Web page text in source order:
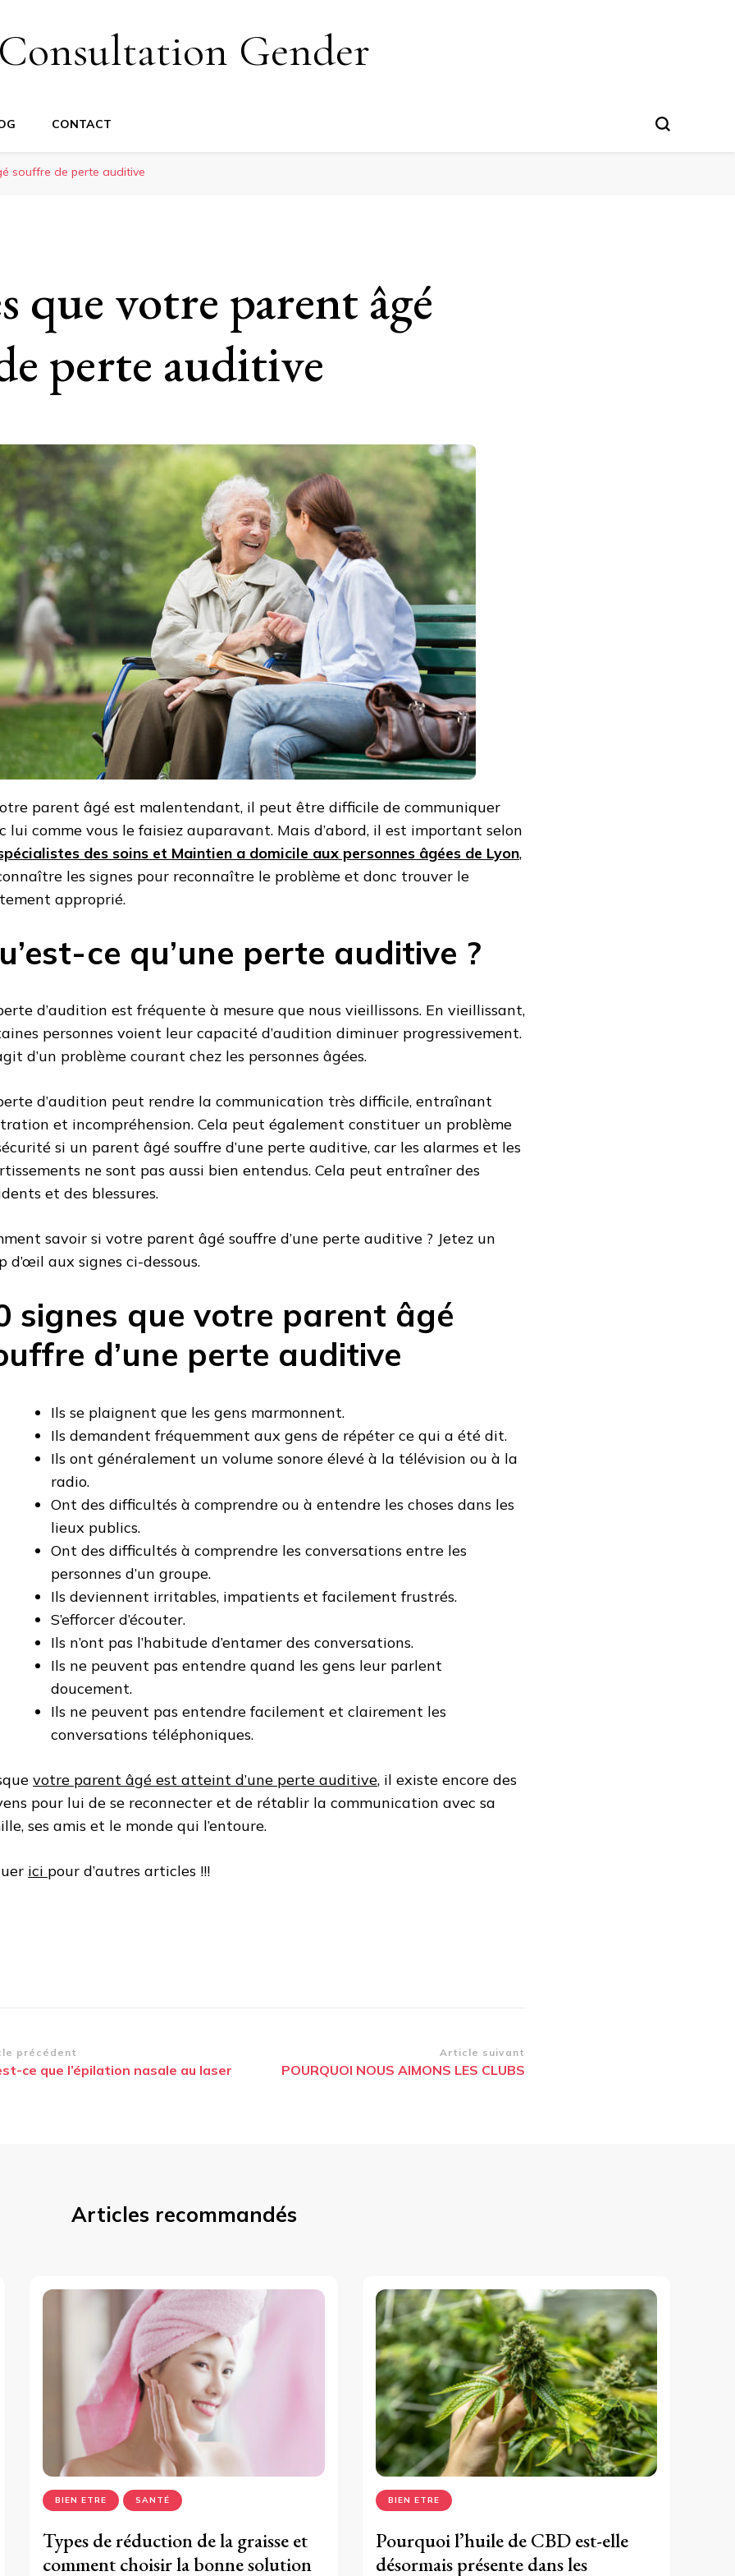
Consultation Gender
CONTACT
souffre de perte auditive
que votre parent âgé
perte auditive
parent âgé est malentendant, il peut être difficile de communiquer
lui comme vous le faisiez auparavant. Mais d’abord, il est important selon
des soins et Maintien a domicile aux personnes âgées de Lyon,
les signes pour reconnaître le problème et donc trouver le
approprié.
ce qu’une perte auditive ?
d’audition est fréquente à mesure que nous vieillissons. En vieillissant,
personnes voient leur capacité d’audition diminuer progressivement.
d’un problème courant chez les personnes âgées.
d’audition peut rendre la communication très difficile, entraînant
et incompréhension. Cela peut également constituer un problème
si un parent âgé souffre d’une perte auditive, car les alarmes et les
ne sont pas aussi bien entendus. Cela peut entraîner des
et des blessures.
savoir si votre parent âgé souffre d’une perte auditive ? Jetez un
d’œil aux signes ci-dessous.
signes que votre parent âgé
d’une perte auditive
Ils se plaignent que les gens marmonnent.
Ils demandent fréquemment aux gens de répéter ce qui a été dit.
Ils ont généralement un volume sonore élevé à la télévision ou à la
radio.
Ont des difficultés à comprendre ou à entendre les choses dans les
lieux publics.
Ont des difficultés à comprendre les conversations entre les
personnes d’un groupe.
Ils deviennent irritables, impatients et facilement frustrés.
S’efforcer d’écouter.
Ils n’ont pas l’habitude d’entamer des conversations.
Ils ne peuvent pas entendre quand les gens leur parlent
doucement.
Ils ne peuvent pas entendre facilement et clairement les
conversations téléphoniques.
votre parent âgé est atteint d’une perte auditive, il existe encore des
pour lui de se reconnecter et de rétablir la communication avec sa
ses amis et le monde qui l’entoure.
ici pour d’autres articles !!!
précédent
ce que l’épilation nasale au laser
Article suivant
POURQUOI NOUS AIMONS LES CLUBS
Articles recommandés
BIEN ETRE SANTÉ
Types de réduction de la graisse et
comment choisir la bonne solution
BIEN ETRE
Pourquoi l’huile de CBD est-elle
désormais présente dans les